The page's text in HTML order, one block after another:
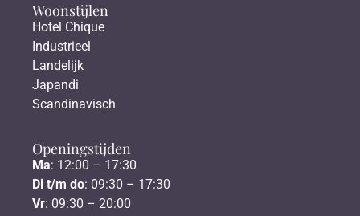
Woonstijlen
Hotel Chique
Industrieel
Landelijk
Japandi
Scandinavisch
Openingstijden
Ma: 12:00 – 17:30
Di t/m do: 09:30 – 17:30
Vr: 09:30 – 20:00